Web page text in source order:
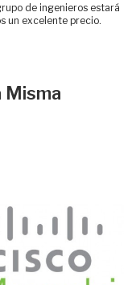
de ingenieros estará
un excelente precio.
Misma